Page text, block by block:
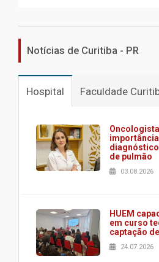
Notícias de Curitiba - PR
Hospital Faculdade
de pulmão
03.08.2026
HUEM
em curso
captação
24.07.2026